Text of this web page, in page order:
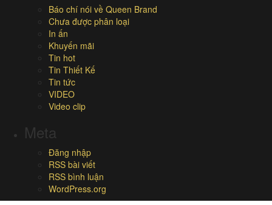
Báo chí nói về Queen Brand
Chưa được phân loại
In ấn
Khuyến mãi
Tin hot
Tin Thiết Kế
Tin tức
VIDEO
Video clip
Meta
Đăng nhập
RSS bài viết
RSS bình luận
WordPress.org